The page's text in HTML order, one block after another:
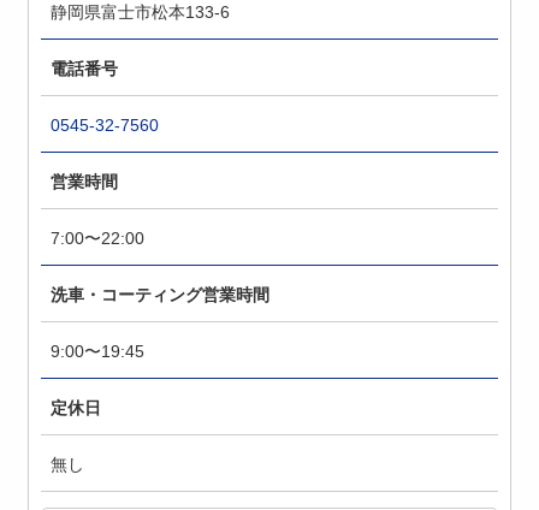
静岡県富士市松本133-6
電話番号
0545-32-7560
営業時間
7:00〜22:00
洗車・コーティング営業時間
9:00〜19:45
定休日
無し